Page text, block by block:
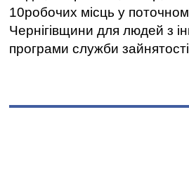
10робочих місць у
Чернігівщини для людей з
програми служби